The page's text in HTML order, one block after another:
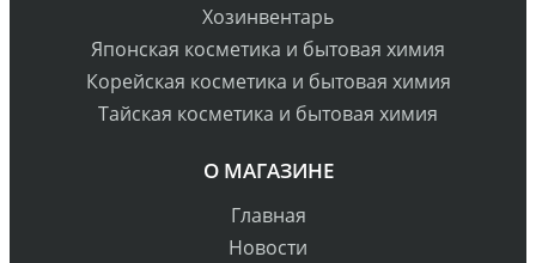
Хозинвентарь
Японская косметика и бытовая химия
Корейская косметика и бытовая химия
Тайская косметика и бытовая химия
О МАГАЗИНЕ
Главная
Новости